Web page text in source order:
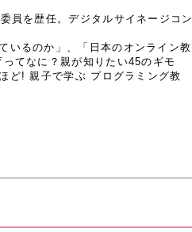
員を歴任。デジタルサイネージコン
いるのか」、「日本のオンライン教
てなに？親が知りたい45のギモ
ど! 親子で学ぶ プログラミング教